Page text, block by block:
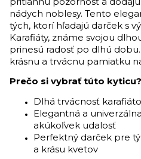
nádych noblesy. Tento
tých, ktorí hľadajú darček s
Karafiáty, známe svojou
prinesú radosť po dlhú
krásnu a trvácnu pamiatku
Prečo si vybrať túto kyticu?
Dlhá trvácnosť
Elegantná a
akúkoľvek udalosť
Perfektný darček pre
a krásu kvetov